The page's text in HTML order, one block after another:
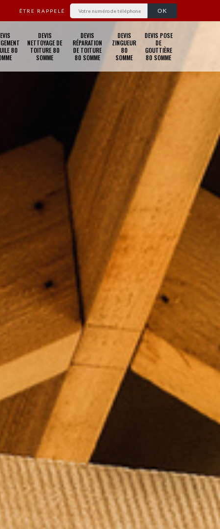
ÊTRE RAPPELÉ
80
DEVIS
NETTOYAGE DE
TOITURE 80
SOMME
DEVIS
RÉPARATION
DE TOITURE
80 SOMME
DEVIS
ZINGUEUR
80
SOMME
DEVIS POSE
DE
GOUTTIÈRE
80 SOMME